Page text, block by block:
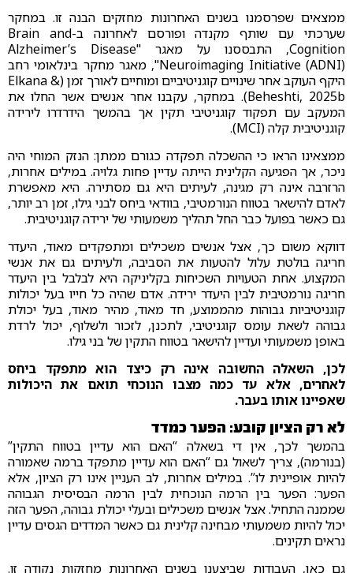
ממצאים שפרסמנו בשנים האחרונות מחזקים הבנה זו. במחקר
שערכתי עם שותף מקנדה ופורסם לאחרונה ב-Brain and
Cognition, התבססנו על מאגר "Alzheimer’s Disease
Neuroimaging Initiative (ADNI)", מאגר מחקר בינלאומי רחב
היקף העוקב אחר שינויים קוגניטיביים ומוחיים לאורך זמן (Elkana &
Beheshti, 2025b). במחקר, עקבנו אחר אנשים אשר החלו את
המעקב עם תפקוד קוגניטיבי תקין אך בהמשך הידרדרו לירידה
קוגניטיבית קלה (MCI).
ממצאינו הראו כי ההשכלה תפקדה כגורם ממתן: הנזק המוחי היה
ניכר, אך הפגיעה הקלינית הייתה עדיין פחות גלויה. במילים אחרות,
הרזרבה אינה רק מגינה, לעיתים היא גם מסתירה. היא מאפשרת
לאדם להישאר בטווח הנורמטיבי, בוודאי ביחס לבני גילו, זמן רב יותר,
גם כאשר בפועל כבר החל תהליך משמעותי של ירידה קוגניטיבית.
דווקא משום כך, אצל אנשים משכילים ומתפקדים מאוד, היעדר
חריגה בולטת עלול להטעות את הסביבה, ולעיתים גם את אנשי
המקצוע. אחת הטעויות השכיחות בקליניקה היא לבלבל בין היעדר
חריגה נורמטיבית לבין היעדר ירידה. אדם שהיה כל חייו בעל יכולות
קוגניטיביות גבוהות מהממוצע, חד מאוד, מהיר מאוד, בעל יכולת
גבוהה לשאת עומס קוגניטיבי, לתכנן, לזכור ולשלוף, יכול לרדת
באופן משמעותי ועדיין להישאר בטווח התקין של בני גילו.
לכן, השאלה החשובה אינה רק כיצד הוא מתפקד ביחס
לאחרים, אלא עד כמה מצבו הנוכחי תואם את היכולות
שאפיינו אותו בעבר.
לא רק הציון קובע: הפער כמדד
בהמשך לכך, אין די בשאלה “האם הוא עדיין בטווח התקין”
(בנורמה), צריך לשאול גם “האם הוא עדיין מתפקד ברמה שאמורה
להיות אופיינית לו”. במילים אחרות, לב העניין אינו רק הציון, אלא
הפער: הפער בין הרמה הנוכחית לבין הרמה הבסיסית הגבוהה
שממנה התחיל. אצל אנשים משכילים ובעלי יכולת גבוהה, הפער הזה
יכול להיות משמעותי מבחינה קלינית גם כאשר המדדים הגסים עדיין
נראים תקינים.
גם כאן, העבודות שביצענו בשנים האחרונות מחזקות נקודה זו.